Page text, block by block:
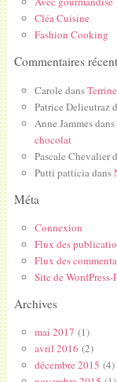
Cléa Cuisine
Fashion Cooking
Commentaires
Carole dans
Patrice Delieutraz
Anne Jammesdans
chocolat
Pascale Chevalier
Putti patticia dans
Méta
Connexion
Flux des
Flux des
Site de WordPress-
Archives
mai 2017 (1)
avril 2016 (2)
décembre 2015 (4)